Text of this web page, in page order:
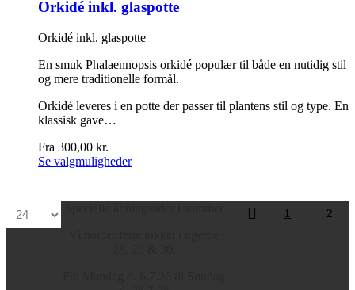
Mulighederne
vælges
varesiden
Orkidé inkl. glaspotte
Orkidé inkl. glaspotte
En smuk Phalaennopsis orkidé populær til både en nutidig stil
og mere traditionelle formål.
Orkidé leveres i en potte der passer til plantens stil og type. En
klassisk gave…
Fra 300,00 kr.
Se valgmulighederDette
flere
1 2